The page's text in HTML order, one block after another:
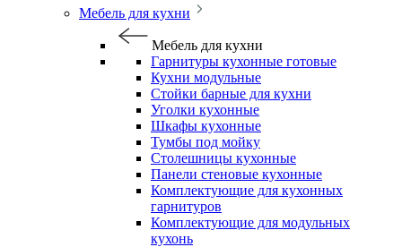
Мебель для кухни
Мебель для кухни
Гарнитуры кухонные готовые
Кухни модульные
Стойки барные для кухни
Уголки кухонные
Шкафы кухонные
Тумбы под мойку
Столешницы кухонные
Панели стеновые кухонные
Комплектующие для кухонных
гарнитуров
Комплектующие для модульных
кухонь